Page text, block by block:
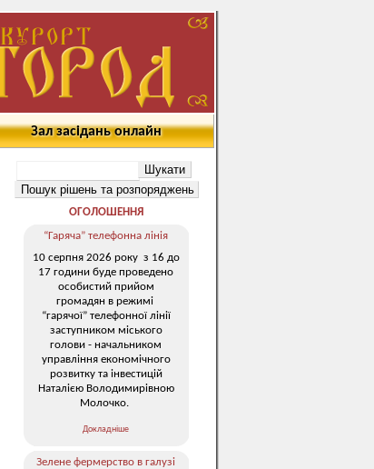
Зал засідань онлайн
ОГОЛОШЕННЯ
“Гаряча” телефонна лінія
10 серпня 2026 року з 16 до
17 години буде проведено
особистий прийом
громадян в режимі
“гарячої” телефонної лінії
заступником міського
голови - начальником
управління економічного
розвитку та інвестицій
Наталією Володимирівною
Молочко.
Докладніше
Зелене фермерство в галузі